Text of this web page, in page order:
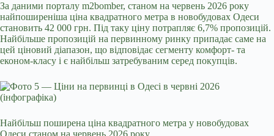
За даними порталу m2bomber, станом на червень 2026 року
найпоширеніша ціна квадратного метра в новобудовах Одеси
становить 42 000 грн. Під таку ціну потрапляє 6,7% пропозицій.
Найбільше пропозицій на первинному ринку припадає саме на
цей ціновий діапазон, що відповідає сегменту комфорт- та
економ-класу і є найбільш затребуваним серед покупців.
Найбільш поширена ціна квадратного метра у новобудовах